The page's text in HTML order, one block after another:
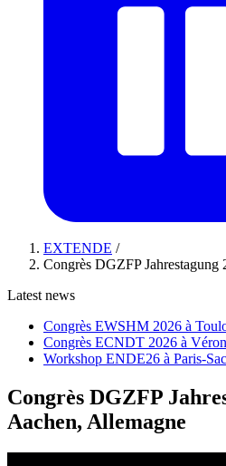
EXTENDE /
Congrès DGZFP Jahrestagung
Latest news
Congrès EWSHM 2026 à
Congrès ECNDT 2026 à
Workshop ENDE26 à Paris-
Congrès DGZFP
Aachen, Allemagne